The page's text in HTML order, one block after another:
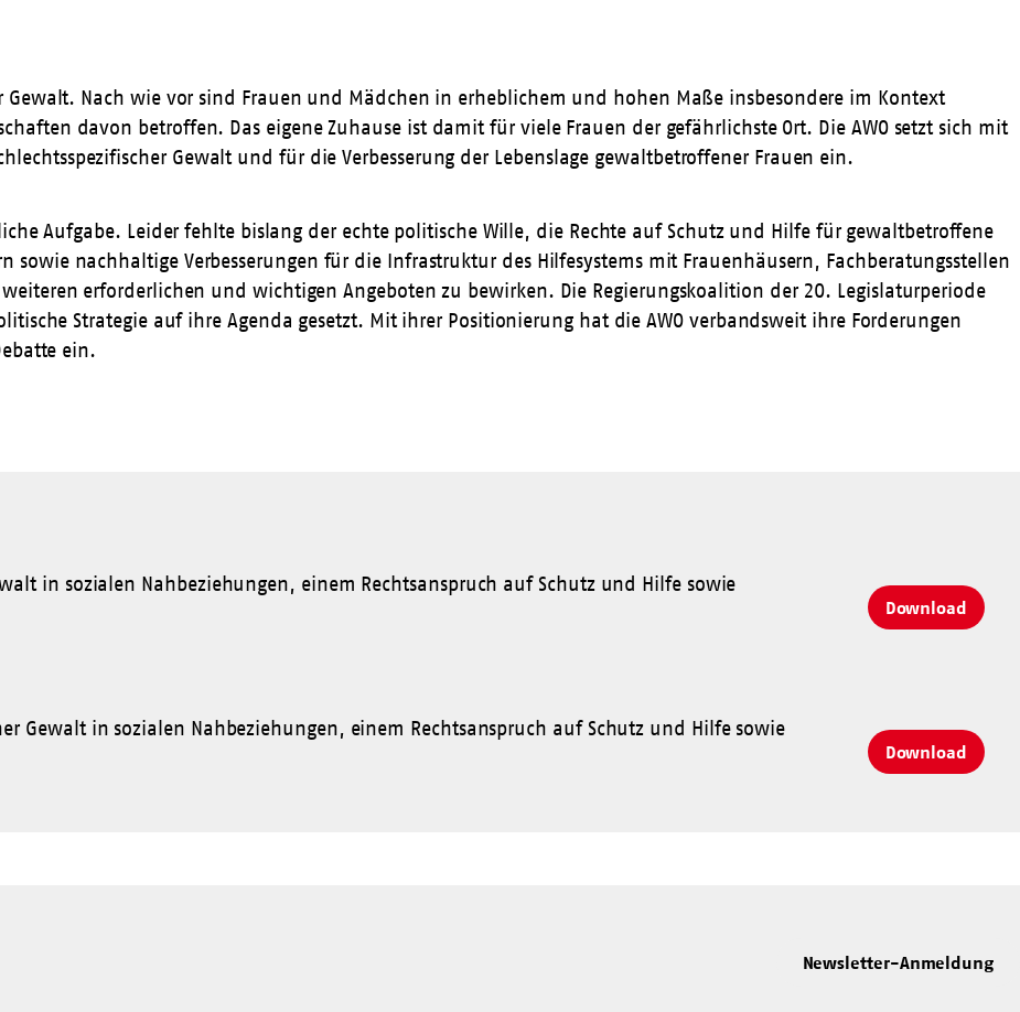
Gewalt. Nach wie vor sind Frauen und Mädchen in erheblichem und hohen Maße insbesondere im Kontext
davon betroffen. Das eigene Zuhause ist damit für viele Frauen der gefährlichste Ort. Die AWO setzt sich mit
Gewalt und für die Verbesserung der Lebenslage gewaltbetroffener Frauen ein.
Aufgabe. Leider fehlte bislang der echte politische Wille, die Rechte auf Schutz und Hilfe für gewaltbetroffene
sowie nachhaltige Verbesserungen für die Infrastruktur des Hilfesystems mit Frauenhäusern, Fachberatungsstellen
erforderlichen und wichtigen Angeboten zu bewirken. Die Regierungskoalition der 20. Legislaturperiode
Strategie auf ihre Agenda gesetzt. Mit ihrer Positionierung hat die AWO verbandsweit ihre Forderungen
ein.
in sozialen Nahbeziehungen, einem Rechtsanspruch auf Schutz und Hilfe sowie
Download
Gewalt in sozialen Nahbeziehungen, einem Rechtsanspruch auf Schutz und Hilfe sowie
Download
Newsletter-Anmeldung